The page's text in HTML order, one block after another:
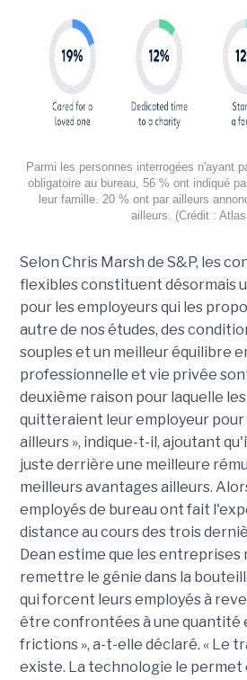
Parmi les personnes interrogées n'ayant
obligatoire au bureau, 56 % ont indiqué
leur famille. 20 % ont par ailleurs
ailleurs. (Crédit :
Selon Chris Marsh de S&P, les
flexibles constituent désormais
pour les employeurs qui les
autre de nos études, des
souples et un meilleur équilibre
professionnelle et vie privée
deuxième raison pour laquelle
quitteraient leur employeur
ailleurs », indique-t-il, ajoutant
juste derrière une meilleure
meilleurs avantages ailleurs.
employés de bureau ont fait
distance au cours des trois
Dean estime que les
remettre le génie dans la
qui forcent leurs employés à
être confrontées à une quantité
frictions », a-t-elle déclaré. « Le
existe. La technologie le permet